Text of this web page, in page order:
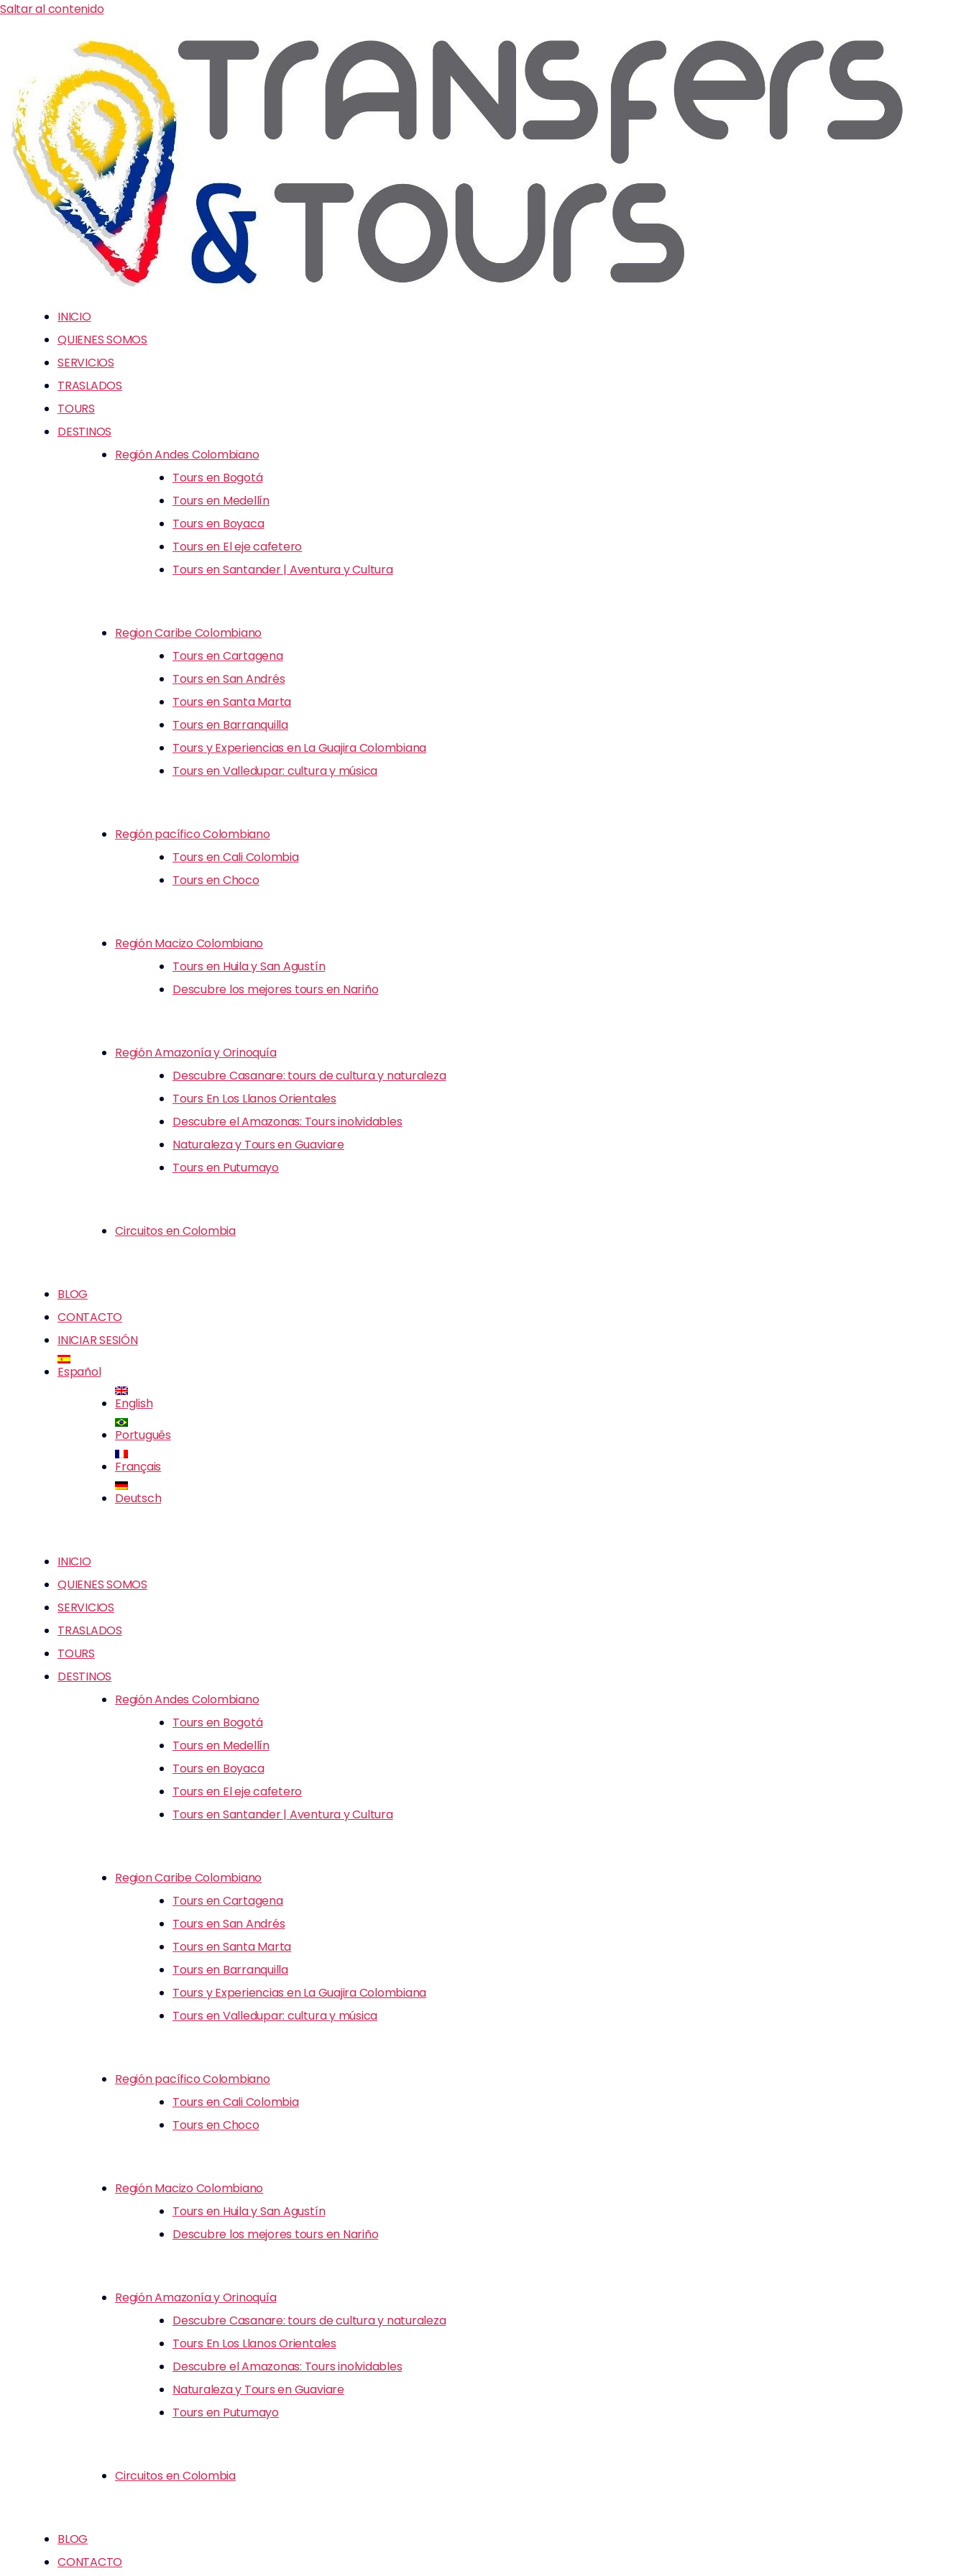
Saltar al contenido
INICIO
QUIENES SOMOS
SERVICIOS
TRASLADOS
TOURS
DESTINOS
Región Andes Colombiano
Tours en Bogotá
Tours en Medellín
Tours en Boyaca
Tours en El eje cafetero
Tours en Santander | Aventura y Cultura
Region Caribe Colombiano
Tours en Cartagena
Tours en San Andrés
Tours en Santa Marta
Tours en Barranquilla
Tours y Experiencias en La Guajira Colombiana
Tours en Valledupar: cultura y música
Región pacífico Colombiano
Tours en Cali Colombia
Tours en Choco
Región Macizo Colombiano
Tours en Huila y San Agustín
Descubre los mejores tours en Nariño
Región Amazonía y Orinoquía
Descubre Casanare: tours de cultura y naturaleza
Tours En Los Llanos Orientales
Descubre el Amazonas: Tours inolvidables
Naturaleza y Tours en Guaviare
Tours en Putumayo
Circuitos en Colombia
BLOG
CONTACTO
INICIAR SESIÓN
Español
English
Português
Français
Deutsch
INICIO
QUIENES SOMOS
SERVICIOS
TRASLADOS
TOURS
DESTINOS
Región Andes Colombiano
Tours en Bogotá
Tours en Medellín
Tours en Boyaca
Tours en El eje cafetero
Tours en Santander | Aventura y Cultura
Region Caribe Colombiano
Tours en Cartagena
Tours en San Andrés
Tours en Santa Marta
Tours en Barranquilla
Tours y Experiencias en La Guajira Colombiana
Tours en Valledupar: cultura y música
Región pacífico Colombiano
Tours en Cali Colombia
Tours en Choco
Región Macizo Colombiano
Tours en Huila y San Agustín
Descubre los mejores tours en Nariño
Región Amazonía y Orinoquía
Descubre Casanare: tours de cultura y naturaleza
Tours En Los Llanos Orientales
Descubre el Amazonas: Tours inolvidables
Naturaleza y Tours en Guaviare
Tours en Putumayo
Circuitos en Colombia
BLOG
CONTACTO